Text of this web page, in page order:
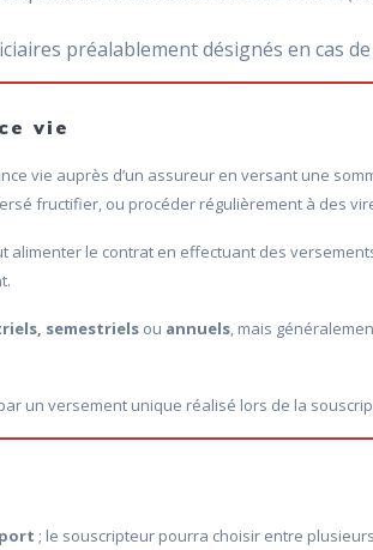
préalablement désignés en cas de
vie
vie auprès d’un assureur en versant une
fructifier, ou procéder régulièrement à des
alimenter le contrat en effectuant des
semestriels ou annuels, mais
un versement unique réalisé lors de la
; le souscripteur pourra choisir entre